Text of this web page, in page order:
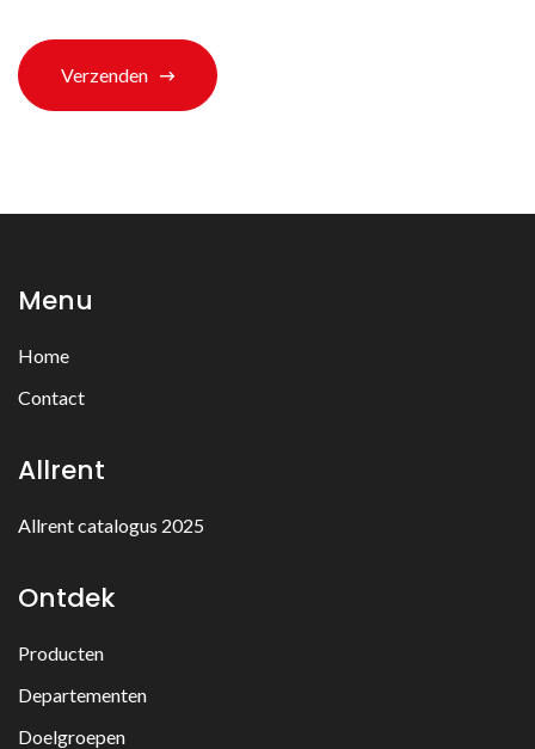
Verzenden
Menu
Home
Contact
Allrent
Allrent catalogus 2025
Ontdek
Producten
Departementen
Doelgroepen